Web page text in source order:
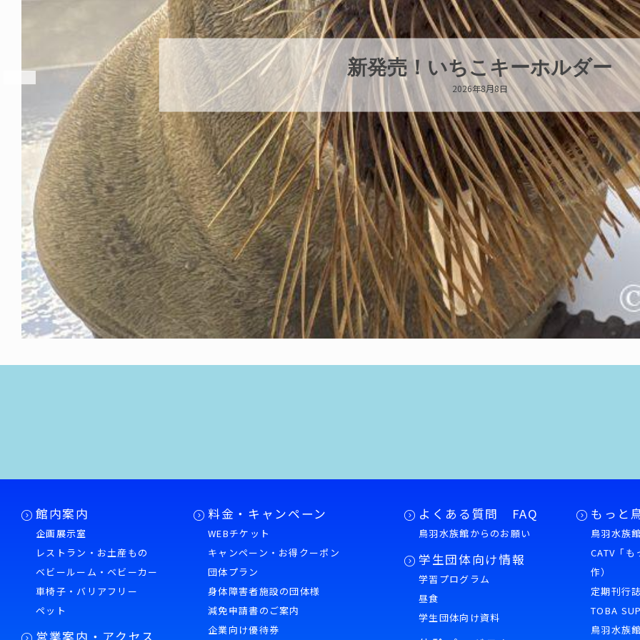
パラオオウムガイが交接していま
2026年8月7日
館内案内
企画展示室
レストラン・お土産もの
ベビールーム・ベビーカー
車椅子・バリアフリー
ペット
営業案内・アクセス
料金・キャンペーン
WEBチケット
キャンペーン・お得クーポン
団体プラン
身体障害者施設の団体様
減免申請書のご案内
企業向け優待券
よくある質問 FAQ
鳥羽水族館からのお願い
学生団体向け情報
学習プログラム
昼食
学生団体向け資料
もっと
鳥羽水族
CATV「
作）
定期刊行
TOBA
鳥羽水族